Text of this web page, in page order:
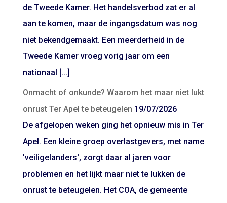
de Tweede Kamer. Het handelsverbod zat er al
aan te komen, maar de ingangsdatum was nog
niet bekendgemaakt. Een meerderheid in de
Tweede Kamer vroeg vorig jaar om een
nationaal […]
Onmacht of onkunde? Waarom het maar niet lukt
onrust Ter Apel te beteugelen 19/07/2026
De afgelopen weken ging het opnieuw mis in Ter
Apel. Een kleine groep overlastgevers, met name
'veiligelanders', zorgt daar al jaren voor
problemen en het lijkt maar niet te lukken de
onrust te beteugelen. Het COA, de gemeente